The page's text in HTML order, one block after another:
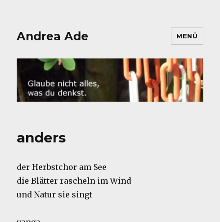
Andrea Ade MENÜ
anders
der Herbstchor am See
die Blätter rascheln im Wind
und Natur sie singt